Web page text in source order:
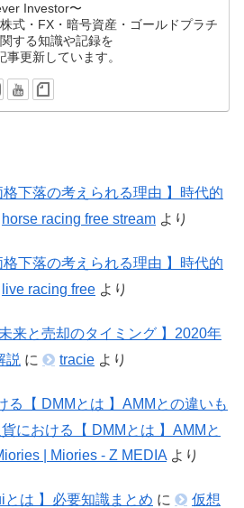
Investor〜
式・FX・暗号資産・ゴールドプラチ
する知識や記録を
事更新しています。
下落の考えられる理由 】時代的
horse racing free stream より
下落の考えられる理由 】時代的
live racing free より
来と売却のタイミング 】2020年
説 に tracie より
る【 DMMとは 】AMMとの違いも
における【 DMMとは 】AMMと
| Miories - Z MEDIA より
とは 】必要知識まとめ に
仮想